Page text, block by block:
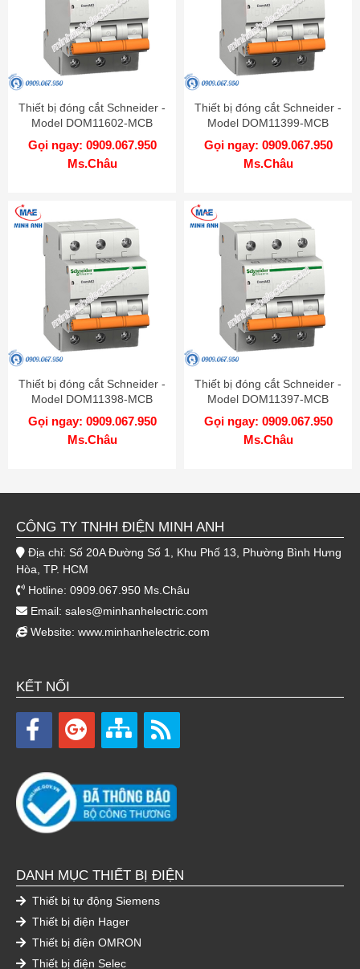
Thiết bị đóng cắt Schneider -
Model DOM11602-MCB
Gọi ngay: 0909.067.950
Ms.Châu
Thiết bị đóng cắt Schneider -
Model DOM11399-MCB
Gọi ngay: 0909.067.950
Ms.Châu
Thiết bị đóng cắt Schneider -
Model DOM11398-MCB
Gọi ngay: 0909.067.950
Ms.Châu
Thiết bị đóng cắt Schneider -
Model DOM11397-MCB
Gọi ngay: 0909.067.950
Ms.Châu
CÔNG TY TNHH ĐIỆN MINH ANH
Địa chỉ: Số 20A Đường Số 1, Khu Phố 13, Phường Bình Hưng
Hòa, TP. HCM
Hotline: 0909.067.950 Ms.Châu
Email: sales@minhanhelectric.com
Website: www.minhanhelectric.com
KẾT NỐI
DANH MỤC THIẾT BỊ ĐIỆN
Thiết bị tự động Siemens
Thiết bị điện Hager
Thiết bị điện OMRON
Thiết bị điện Selec